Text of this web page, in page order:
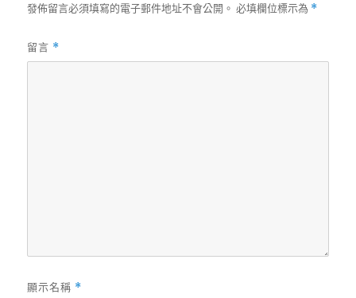
發佈留言必須填寫的電子郵件地址不會公開。 必填欄位標示為 *
留言 *
顯示名稱 *